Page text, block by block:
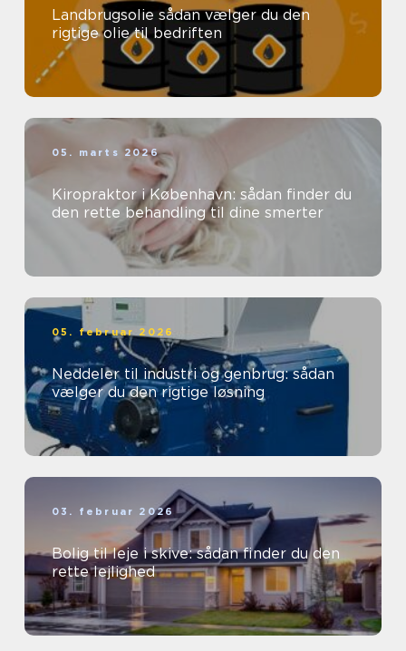
Landbrugsolie sådan vælger du den
rigtige olie til bedriften
05. marts 2026
Kiropraktor i København: sådan finder du
den rette behandling til dine smerter
05. februar 2026
Neddeler til industri og genbrug: sådan
vælger du den rigtige løsning
03. februar 2026
Bolig til leje i skive: sådan finder du den
rette lejlighed